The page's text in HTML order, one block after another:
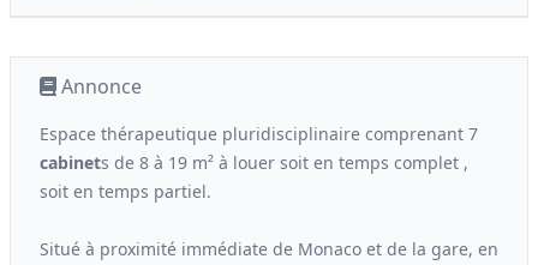
Annonce
Espace thérapeutique pluridisciplinaire comprenant 7
cabinets de 8 à 19 m² à louer soit en temps complet ,
soit en temps partiel.
Situé à proximité immédiate de Monaco et de la gare, en